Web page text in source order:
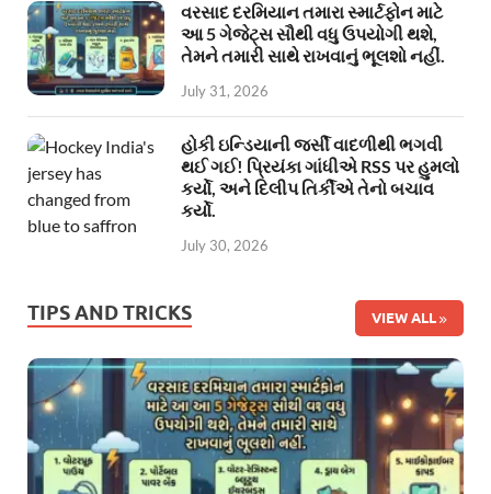
વરસાદ દરમિયાન તમારા સ્માર્ટફોન માટે
આ 5 ગેજેટ્સ સૌથી વધુ ઉપયોગી થશે,
તેમને તમારી સાથે રાખવાનું ભૂલશો નહીં.
July 31, 2026
હોકી ઇન્ડિયાની જર્સી વાદળીથી ભગવી
થઈ ગઈ! પ્રિયંકા ગાંધીએ RSS પર હુમલો
કર્યો, અને દિલીપ તિર્કીએ તેનો બચાવ
કર્યો.
July 30, 2026
TIPS AND TRICKS VIEW ALL